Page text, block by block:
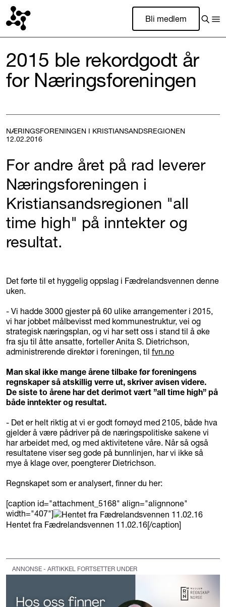
Bli medlem
2015 ble rekordgodt år
for Næringsforeningen
NÆRINGSFORENINGEN I KRISTIANSANDSREGIONEN
12.02.2016
For andre året på rad leverer
Næringsforeningen i
Kristiansandsregionen "all
time high" på inntekter og
resultat.
Det førte til et hyggelig oppslag i Fædrelandsvennen denne
uken.
- Vi hadde 3000 gjester på 60 ulike arrangementer i 2015,
vi har jobbet målbevisst med kommunestruktur, vei og
strategisk næringsplan, og vi har sett oss i stand til å øke
fra sju til åtte ansatte, forteller Anita S. Dietrichson,
administrerende direktør i foreningen, til fvn.no
Man skal ikke mange årene tilbake før foreningens
regnskaper så atskillig verre ut, skriver avisen videre.
De siste to årene har det derimot vært ”all time high” på
både inntekter og resultat.
- Det er helt riktig at vi er godt fornøyd med 2105, både hva
gjelder å være pådriver på de næringspolitiske sakene vi
har arbeidet med, og med aktivitetene våre. Når så også
resultatene viser seg gode på bunnlinjen, har vi ikke så
mye å klage over, poengterer Dietrichson.
Regnskapet som er analysert, finner du her:
[caption id="attachment_5168" align="alignnone"
width="407"]
Hentet fra Fædrelandsvennen 11.02.16[/caption]
ANNONSE - ARTIKKEL FORTSETTER UNDER